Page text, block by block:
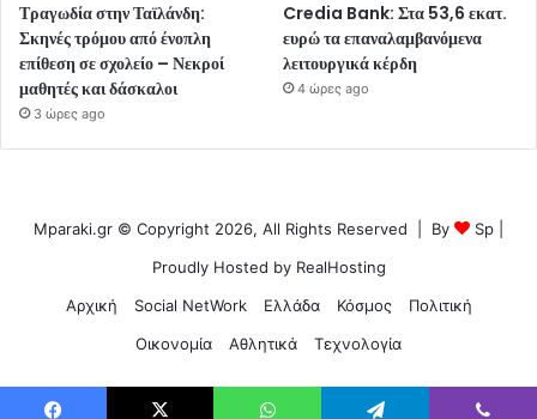
Τραγωδία στην Ταϊλάνδη:
Σκηνές τρόμου από ένοπλη
επίθεση σε σχολείο – Νεκροί
μαθητές και δάσκαλοι
3 ώρες ago
Credia Bank: Στα 53,6 εκατ.
ευρώ τα επαναλαμβανόμενα
λειτουργικά κέρδη
4 ώρες ago
Mparaki.gr © Copyright 2026, All Rights Reserved | By Sp
Proudly Hosted by RealHosting
Αρχική
Social NetWork Ελλάδα Κόσμος
Πολιτική
Οικονομία
Αθλητικά Τεχνολογία